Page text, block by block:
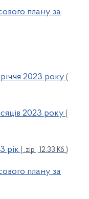
плану за
2023 року (
2023 року (
рік ( .zip , 12.33 Кб )
плану за